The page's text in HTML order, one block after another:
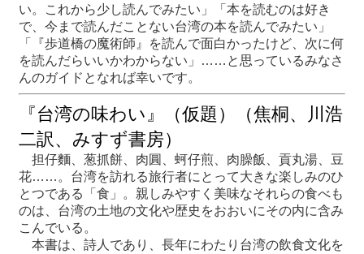
情
報
申
込
去
事
台
湾
い。これから少し読んでみたい」「本を読むのは好き
で、今まで読んだことない台湾の本を読んでみたい」
「『歩道橋の魔術師』を読んで面白かったけど、次に何
を読んだらいいかわからない」……と思っているみなさ
んのガイドとなれば幸いです。
『台湾の味わい』（仮題）（焦桐、川浩
二訳、みすず書房）
担仔麵、葱抓餅、肉圓、蚵仔煎、肉臊飯、貢丸湯、豆
花……。 台湾を訪れる旅行者にとって大きな楽しみのひ
とつである「食」。親しみやすく美味なそれらの食べも
のは、台湾の土地の文化や歴史をおおいにその内に含み
こんでいる。
本書は、詩人であり、長年にわたり台湾の飲食文化を